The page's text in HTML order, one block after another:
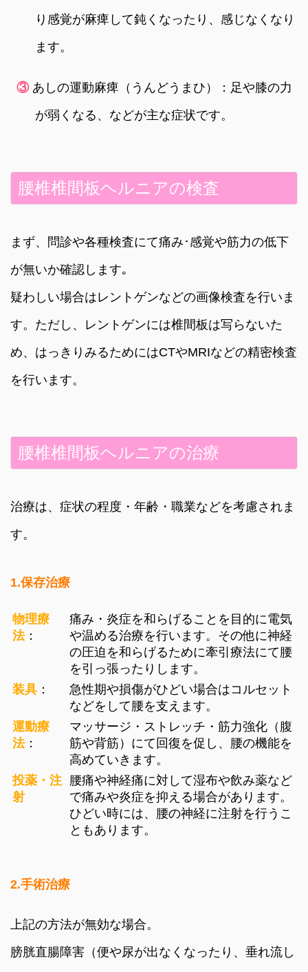
り感覚が麻痺して鈍くなったり、感じなくなり
ます。
③あしの運動麻痺（うんどうまひ）：足や膝の力
が弱くなる、などが主な症状です。
腰椎椎間板ヘルニアの検査
まず、問診や各種検査にて痛み･感覚や筋力の低下
が無いか確認します｡
疑わしい場合はレントゲンなどの画像検査を行いま
す。ただし、レントゲンには椎間板は写らないた
め、はっきりみるためにはCTやMRIなどの精密検査
を行います。
腰椎椎間板ヘルニアの治療
治療は、症状の程度・年齢・職業などを考慮されま
す。
1.保存治療
物理療
法：
痛み・炎症を和らげることを目的に電気
や温める治療を行います。その他に神経
の圧迫を和らげるために牽引療法にて腰
を引っ張ったりします。
装具 ：
急性期や損傷がひどい場合はコルセット
などをして腰を支えます。
運動療
法：
マッサージ・ストレッチ・筋力強化（腹
筋や背筋）にて回復を促し、腰の機能を
高めていきます。
投薬・注
射
腰痛や神経痛に対して湿布や飲み薬など
で痛みや炎症を抑える場合があります。
ひどい時には、腰の神経に注射を行うこ
ともあります。
2.手術治療
上記の方法が無効な場合。
膀胱直腸障害（便や尿が出なくなったり、垂れ流し